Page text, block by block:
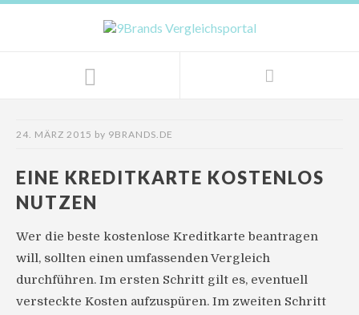
24. MÄRZ 2015 by 9BRANDS.DE
EINE KREDITKARTE KOSTENLOS
NUTZEN
Wer die beste kostenlose Kreditkarte beantragen
will, sollten einen umfassenden Vergleich
durchführen. Im ersten Schritt gilt es, eventuell
versteckte Kosten aufzuspüren. Im zweiten Schritt